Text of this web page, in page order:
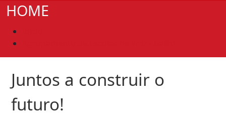
HOME
Juntos a construir o
futuro!